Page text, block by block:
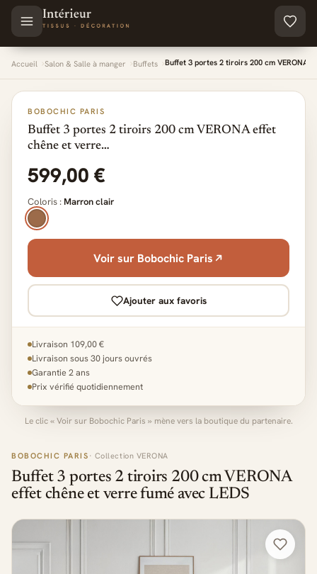
Aller au contenu principal
Accueil Salon & Salle à manger Buffets Buffet 3 portes 2 tiroirs 200 cm VERONA
BOBOCHIC PARIS · Collection VERONA
Buffet 3 portes 2 tiroirs 200 cm VERONA
effet chêne et verre fumé avec LEDS
BOBOCHIC PARIS
Buffet 3 portes 2 tiroirs 200 cm VERONA effet
chêne et verre…
599,00 €
Coloris : Marron clair
Voir sur Bobochic Paris
Ajouter aux favoris
Livraison 109,00 €
Livraison sous 30 jours ouvrés
Garantie 2 ans
Prix vérifié quotidiennement
Le clic « Voir sur Bobochic Paris » mène vers la boutique du partenaire.